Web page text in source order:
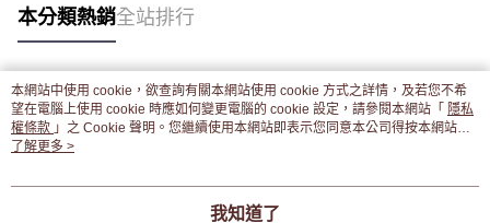
本分類熱銷全站排行
熱門標籤
本網站中使用 cookie，欲查詢有關本網站使用 cookie 方式之詳情，及若您不希
望在電腦上使用 cookie 時應如何變更電腦的 cookie 設定，請參閱本網站「 隱私
權條款 」之 Cookie 聲明。您繼續使用本網站即表示您同意本公司得按本網站使
用條款之 Cookie 聲明使用 cookie。
了解更多 >
我知道了